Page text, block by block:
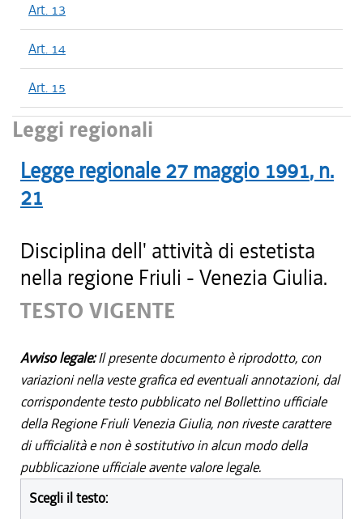
Art. 13
Art. 14
Art. 15
Leggi regionali
Legge regionale 27 maggio 1991, n.
21
Disciplina dell' attività di estetista
nella regione Friuli - Venezia Giulia.
TESTO VIGENTE
Avviso legale:Il presente documento è riprodotto, con
variazioni nella veste grafica ed eventuali annotazioni, dal
corrispondente testo pubblicato nel Bollettino ufficiale
della Regione Friuli Venezia Giulia, non riveste carattere
di ufficialità e non è sostitutivo in alcun modo della
pubblicazione ufficiale avente valore legale.
Scegli il testo: